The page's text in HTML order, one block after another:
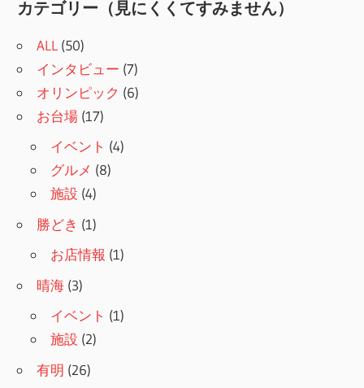
ゲ
ー
シ
ョ
カテゴリー（見にくくてすみません）
ALL (50)
インタビュー (7)
オリンピック (6)
お台場 (17)
イベント (4)
グルメ (8)
施設 (4)
勝どき (1)
お店情報 (1)
晴海 (3)
イベント (1)
施設 (2)
有明 (26)